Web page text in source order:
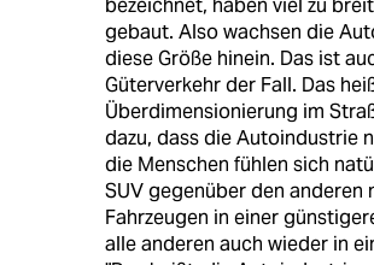
bezeichnet, haben viel zu
gebaut. Also wachsen die
diese Größe hinein. Das ist
Güterverkehr der Fall. Das
Überdimensionierung im
dazu, dass die Autoindustrie
die Menschen fühlen sich
SUV gegenüber den anderen
Fahrzeugen in einer
alle anderen auch wieder in